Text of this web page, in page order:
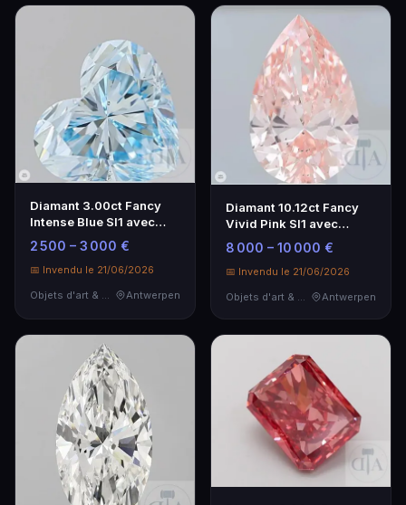
Diamant 3.00ct Fancy
Intense Blue SI1 avec
certificat IGI
2 500 – 3 000 €
📅 Invendu le 21/06/2026
Objets d'art & Curiosités
Antwerpen
Diamant 10.12ct Fancy
Vivid Pink SI1 avec
certificat IGI
8 000 – 10 000 €
📅 Invendu le 21/06/2026
Objets d'art & Curiosités
Antwerpen